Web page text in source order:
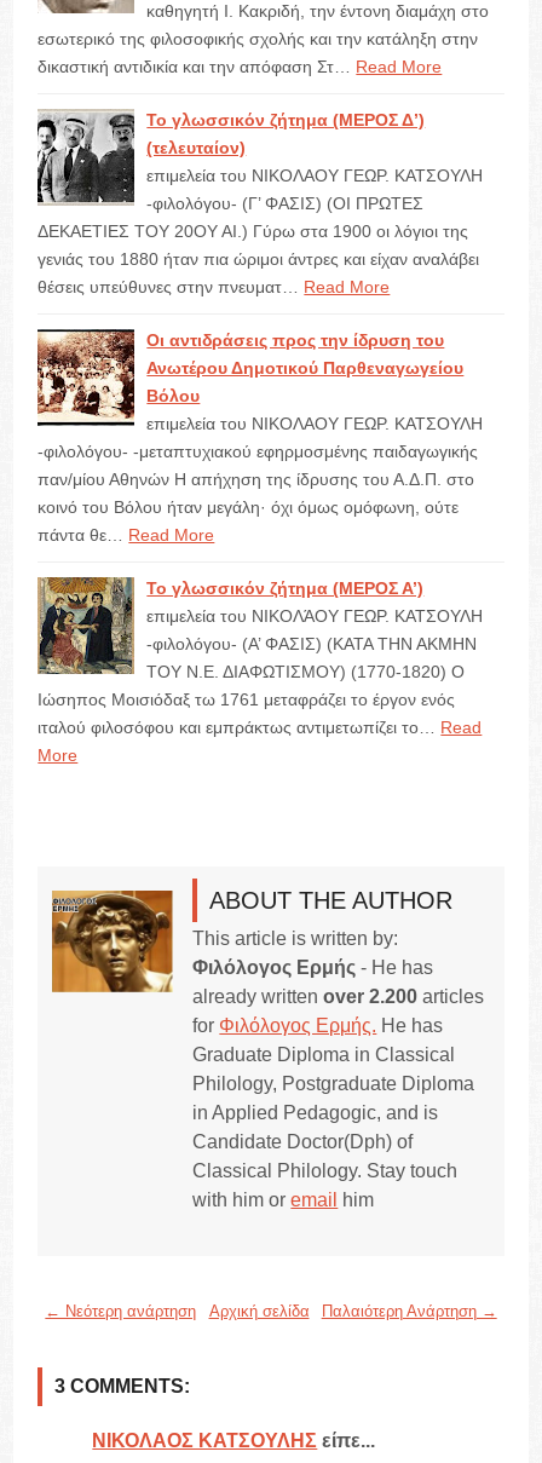
καθηγητή Ι. Κακριδή, την έντονη διαμάχη στο
εσωτερικό της φιλοσοφικής σχολής και την κατάληξη στην
δικαστική αντιδικία και την απόφαση Στ…
Read More
Το γλωσσικόν ζήτημα (ΜΕΡΟΣ Δ’)
(τελευταίον)
επιμελεία του ΝΙΚΟΛΑΟΥ ΓΕΩΡ. ΚΑΤΣΟΥΛΗ
-φιλολόγου- (Γ’ ΦΑΣΙΣ) (ΟΙ ΠΡΩΤΕΣ
ΔΕΚΑΕΤΙΕΣ ΤΟΥ 20ΟΥ ΑΙ.) Γύρω στα 1900 οι λόγιοι της
γενιάς του 1880 ήταν πια ώριμοι άντρες και είχαν αναλάβει
θέσεις υπεύθυνες στην πνευματ…
Read More
Οι αντιδράσεις προς την ίδρυση του
Ανωτέρου Δημοτικού Παρθεναγωγείου
Βόλου
επιμελεία του ΝΙΚΟΛΑΟΥ ΓΕΩΡ. ΚΑΤΣΟΥΛΗ
-φιλολόγου- -μεταπτυχιακού εφηρμοσμένης παιδαγωγικής
παν/μίου Αθηνών Η απήχηση της ίδρυσης του Α.Δ.Π. στο
κοινό του Βόλου ήταν μεγάλη· όχι όμως ομόφωνη, ούτε
πάντα θε…
Read More
Το γλωσσικόν ζήτημα (ΜΕΡΟΣ Α’)
επιμελεία του ΝΙΚΟΛΆΟΥ ΓΕΩΡ. ΚΑΤΣΟΥΛΗ
-φιλολόγου- (Α’ ΦΑΣΙΣ) (ΚΑΤΑ ΤΗΝ ΑΚΜΗΝ
ΤΟΥ Ν.Ε. ΔΙΑΦΩΤΙΣΜΟΥ) (1770-1820) Ο
Ιώσηπος Μοισιόδαξ τω 1761 μεταφράζει το έργον ενός
ιταλού φιλοσόφου και εμπράκτως αντιμετωπίζει το…
Read
More
ABOUT THE AUTHOR
This article is written by:
Φιλόλογος Ερμής - He has
already writtenover 2.200 articles
for Φιλόλογος Ερμής. He has
Graduate Diploma in Classical
Philology, Postgraduate Diploma
in Applied Pedagogic, and is
Candidate Doctor(Dph) of
Classical Philology. Stay touch
with him oremail him
← Νεότερη ανάρτηση Παλαιότερη Ανάρτηση →
Αρχική σελίδα
3 COMMENTS:
ΝΙΚΟΛΑΟΣ ΚΑΤΣΟΥΛΗΣ είπε...